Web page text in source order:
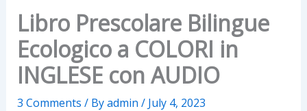
Libro Prescolare Bilingue
Ecologico a COLORI in
INGLESE con AUDIO
3 Comments / Byadmin / July 4, 2023